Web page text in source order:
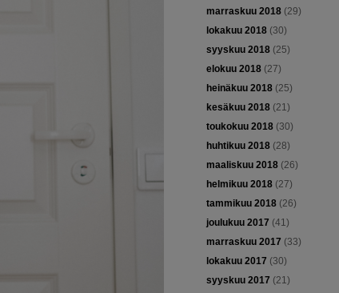
marraskuu 2018(29)
lokakuu 2018(30)
syyskuu 2018(25)
elokuu 2018(27)
heinäkuu 2018(25)
kesäkuu 2018(21)
toukokuu 2018(30)
huhtikuu 2018(28)
maaliskuu 2018(26)
helmikuu 2018(27)
tammikuu 2018(26)
joulukuu 2017 (41)
marraskuu 2017 (33)
lokakuu 2017 (30)
syyskuu 2017 (21)